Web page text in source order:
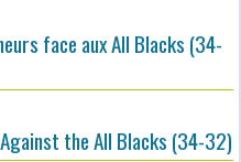
face aux All Blacks (34-
the All Blacks (34-32)